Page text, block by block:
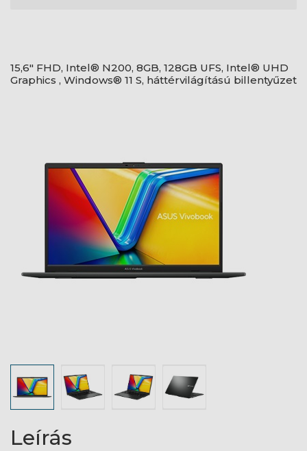
15,6" FHD, Intel® N200, 8GB, 128GB UFS, Intel® UHD
Graphics , Windows® 11 S, háttérvilágítású billentyűzet
Leírás